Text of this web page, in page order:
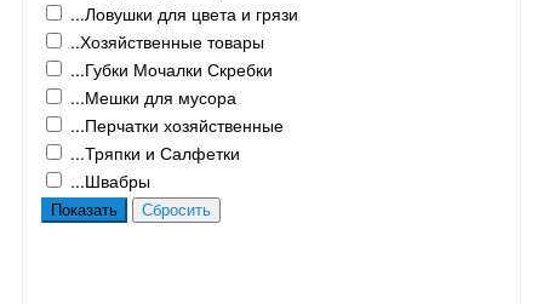
...Ловушки для цвета и грязи
..Хозяйственные товары
...Губки Мочалки Скребки
...Мешки для мусора
...Перчатки хозяйственные
...Тряпки и Салфетки
...Швабры